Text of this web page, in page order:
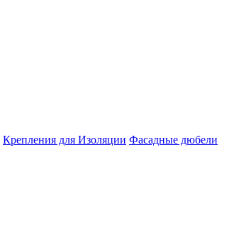
Крепления для Изоляции Фасадные дюбели